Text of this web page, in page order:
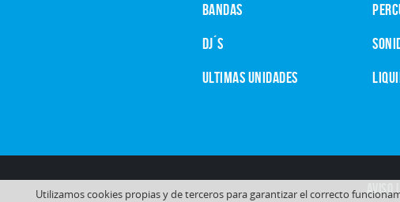
BANDAS
DJ´S
ULTIMAS UNIDADES
AVISO
Utilizamos cookies propias y de terceros para garantizar el correcto